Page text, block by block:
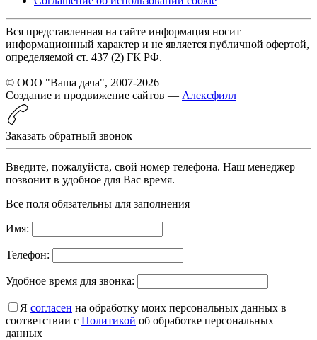
Вся представленная на сайте информация носит
информационный характер и не является публичной офертой,
определяемой ст. 437 (2) ГК РФ.
© ООО "Ваша дача", 2007-2026
Создание и продвижение сайтов — Алексфилл
Заказать обратный звонок
Введите, пожалуйста, свой номер телефона. Наш менеджер
позвонит в удобное для Вас время.
Все поля обязательны для заполнения
Имя:
Телефон:
Удобное время для звонка:
Я согласен на обработку моих персональных данных в
соответствии с Политикой об обработке персональных
данных